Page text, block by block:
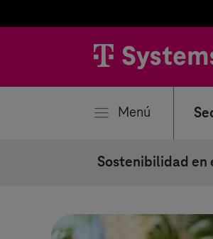
Menú
Sostenibilidad en